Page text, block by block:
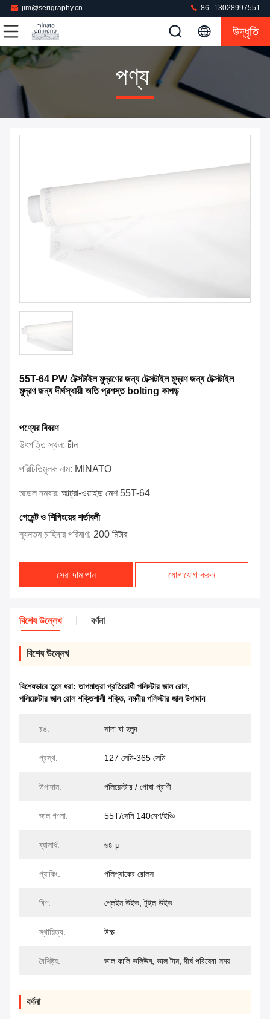
jim@serigraphy.cn 86--13028997551
উদ্ধৃতি
পণ্য
55T-64 PW টেক্সটাইল মুদ্রণের জন্য টেক্সটাইল মুদ্রণ জন্য টেক্সটাইল
মুদ্রণ জন্য দীর্ঘস্থায়ী অতি প্রশস্ত bolting কাপড়
পণ্যের বিবরণ
উৎপত্তি স্থল: চীন
পরিচিতিমুলক নাম: MINATO
মডেল নম্বার: আল্ট্রা-ওয়াইড মেশ 55T-64
পেমেন্ট ও শিপিংয়ের শর্তাবলী
ন্যূনতম চাহিদার পরিমাণ: 200 মিটার
সেরা দাম পান যোগাযোগ করুন
বিশেষ উল্লেখ বর্ণনা
বিশেষ উল্লেখ
বিশেষভাবে তুলে ধরা:তাপমাত্রা প্রতিরোধী পলিস্টার জাল রোল,
পলিয়েস্টার জাল রোল শক্তিশালী শক্তি, নমনীয় পলিস্টার জাল উপাদান
রঙ: সাদা বা হলুদ
প্রস্থ: 127 সেমি-365 সেমি
উপাদান: পলিয়েস্টার / পোষা প্রাণী
জাল গণনা: 55T/সেমি 140মেশ/ইঞ্চি
ব্যাসার্ধ: ৬৪ μ
প্যাকিং: পলিপ্যাকের রোলস
বিণ: প্লেইন উইভ, টুইল উইভ
স্থায়িত্ব: উচ্চ
বৈশিষ্ট্য: ভাল কালি ভলিউম, ভাল টান, দীর্ঘ পরিষেবা সময়
বর্ণনা